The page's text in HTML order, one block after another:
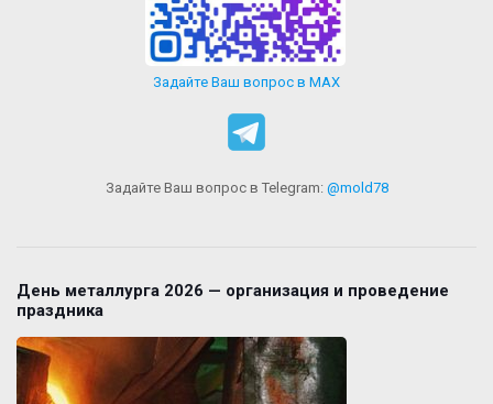
Задайте Ваш вопрос в MAX
Задайте Ваш вопрос в Telegram: @mold78
День металлурга 2026 — организация и проведение
праздника